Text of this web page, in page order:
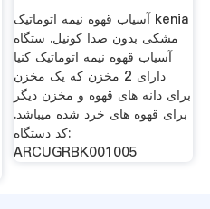
آسیاب قهوه نیمه اتوماتیک kenia
مشکی بدون صدا کونیل. ستگاه
آسیاب قهوه نیمه اتوماتیک کنیا
دارای 2 مخزن که یک مخزن
برای دانه های قهوه و مخزن دیگر
برای قهوه های خرد شده میباشد.
کد دستگاه:
ARCUGRBK001005